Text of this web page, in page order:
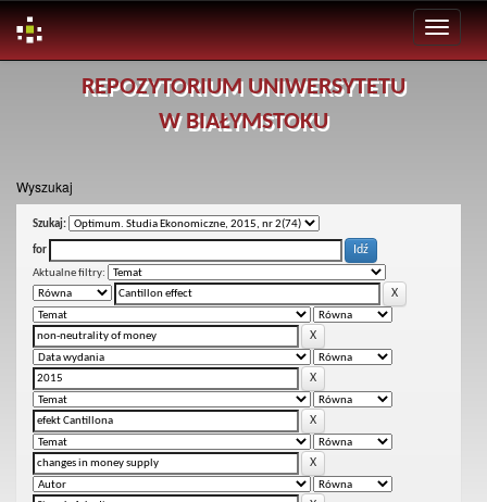
REPOZYTORIUM UNIWERSYTETU
W BIAŁYMSTOKU
Wyszukaj
Szukaj:
for
Aktualne filtry: